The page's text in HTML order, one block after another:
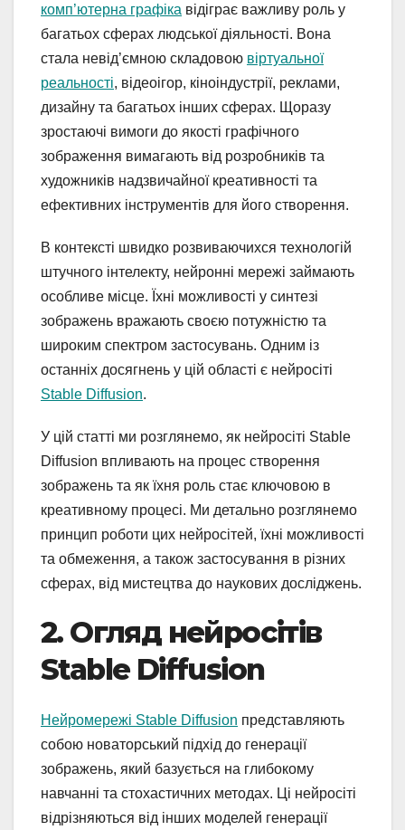
комп’ютерна графіка відіграє важливу роль у
багатьох сферах людської діяльності. Вона
стала невід’ємною складовою віртуальної
реальності, відеоігор, кіноіндустрії, реклами,
дизайну та багатьох інших сферах. Щоразу
зростаючі вимоги до якості графічного
зображення вимагають від розробників та
художників надзвичайної креативності та
ефективних інструментів для його створення.
В контексті швидко розвиваючихся технологій
штучного інтелекту, нейронні мережі займають
особливе місце. Їхні можливості у синтезі
зображень вражають своєю потужністю та
широким спектром застосувань. Одним із
останніх досягнень у цій області є нейросіті
Stable Diffusion.
У цій статті ми розглянемо, як нейросіті Stable
Diffusion впливають на процес створення
зображень та як їхня роль стає ключовою в
креативному процесі. Ми детально розглянемо
принцип роботи цих нейросітей, їхні можливості
та обмеження, а також застосування в різних
сферах, від мистецтва до наукових досліджень.
2. Огляд нейросітів
Stable Diffusion
Нейромережі Stable Diffusion представляють
собою новаторський підхід до генерації
зображень, який базується на глибокому
навчанні та стохастичних методах. Ці нейросіті
відрізняються від інших моделей генерації